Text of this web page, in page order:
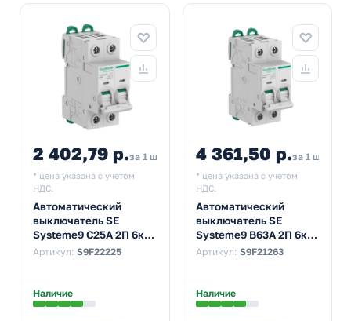
2 402,79 р.за 1 шт
* цена указана с учетом
НДС.
Автоматический
выключатель SE
Systeme9 С25А 2П 6кА
(автомат
Артикул: S9F22225
Наличие
4 361,50 р.за 1 шт
* цена указана с учетом
НДС.
Автоматический
выключатель SE
Systeme9 В63А 2П 6кА
(автомат
Артикул: S9F21263
Наличие